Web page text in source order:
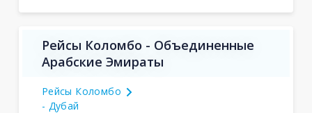
Рейсы Коломбо - Объединенные
Арабские Эмираты
Рейсы Коломбо
- Дубай